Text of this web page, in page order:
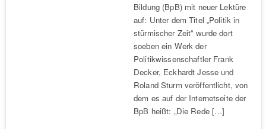
Bildung (BpB) mit neuer Lektüre
auf: Unter dem Titel „Politik in
stürmischer Zeit“ wurde dort
soeben ein Werk der
Politikwissenschaftler Frank
Decker, Eckhardt Jesse und
Roland Sturm veröffentlicht, von
dem es auf der Internetseite der
BpB heißt: „Die Rede […]